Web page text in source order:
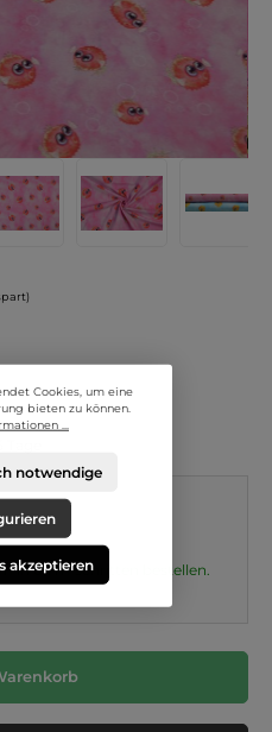
m in0,1m Schritten bestellen.
Cookies, um eine
bieten zu können.
...
notwendige
akzeptieren